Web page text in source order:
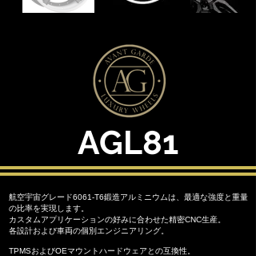
AGL81
航空宇宙グレード6061-T6鍛造アルミニウムは、最適な強度と重量
の比率を実現します。
カスタムアプリケーションの好みに合わせた精密CNC生産。
各設計および車両の個別エンジニアリング。
TPMSおよびOEマウントハードウェアとの互換性。